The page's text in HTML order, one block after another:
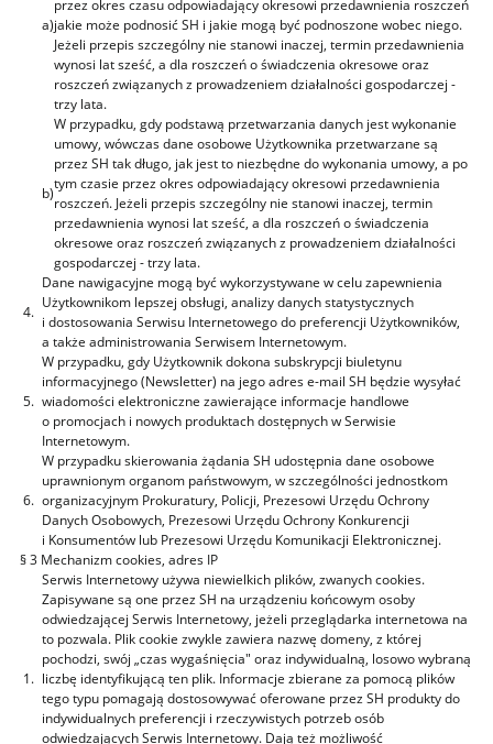
a)
przez okres czasu odpowiadający okresowi przedawnienia roszczeń
jakie może podnosić SH i jakie mogą być podnoszone wobec niego.
Jeżeli przepis szczególny nie stanowi inaczej, termin przedawnienia
wynosi lat sześć, a dla roszczeń o świadczenia okresowe oraz
roszczeń związanych z prowadzeniem działalności gospodarczej -
trzy lata.
b)
W przypadku, gdy podstawą przetwarzania danych jest wykonanie
umowy, wówczas dane osobowe Użytkownika przetwarzane są
przez SH tak długo, jak jest to niezbędne do wykonania umowy, a po
tym czasie przez okres odpowiadający okresowi przedawnienia
roszczeń. Jeżeli przepis szczególny nie stanowi inaczej, termin
przedawnienia wynosi lat sześć, a dla roszczeń o świadczenia
okresowe oraz roszczeń związanych z prowadzeniem działalności
gospodarczej - trzy lata.
4.
Dane nawigacyjne mogą być wykorzystywane w celu zapewnienia
Użytkownikom lepszej obsługi, analizy danych statystycznych
i dostosowania Serwisu Internetowego do preferencji Użytkowników,
a także administrowania Serwisem Internetowym.
5.
W przypadku, gdy Użytkownik dokona subskrypcji biuletynu
informacyjnego (Newsletter) na jego adres e-mail SH będzie wysyłać
wiadomości elektroniczne zawierające informacje handlowe
o promocjach i nowych produktach dostępnych w Serwisie
Internetowym.
6.
W przypadku skierowania żądania SH udostępnia dane osobowe
uprawnionym organom państwowym, w szczególności jednostkom
organizacyjnym Prokuratury, Policji, Prezesowi Urzędu Ochrony
Danych Osobowych, Prezesowi Urzędu Ochrony Konkurencji
i Konsumentów lub Prezesowi Urzędu Komunikacji Elektronicznej.
§ 3 Mechanizm cookies, adres IP
1.
Serwis Internetowy używa niewielkich plików, zwanych cookies.
Zapisywane są one przez SH na urządzeniu końcowym osoby
odwiedzającej Serwis Internetowy, jeżeli przeglądarka internetowa na
to pozwala. Plik cookie zwykle zawiera nazwę domeny, z której
pochodzi, swój „czas wygaśnięcia" oraz indywidualną, losowo wybraną
liczbę identyfikującą ten plik. Informacje zbierane za pomocą plików
tego typu pomagają dostosowywać oferowane przez SH produkty do
indywidualnych preferencji i rzeczywistych potrzeb osób
odwiedzających Serwis Internetowy. Dają też możliwość